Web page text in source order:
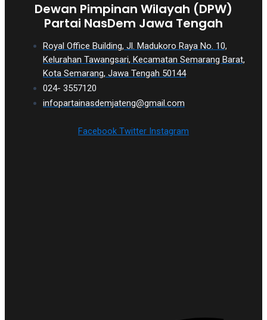
Dewan Pimpinan Wilayah (DPW)
Partai NasDem Jawa Tengah
Royal Office Building, Jl. Madukoro Raya No. 10,
Kelurahan Tawangsari, Kecamatan Semarang Barat,
Kota Semarang, Jawa Tengah 50144
024- 3557120
infopartainasdemjateng@gmail.com
Facebook Twitter Instagram